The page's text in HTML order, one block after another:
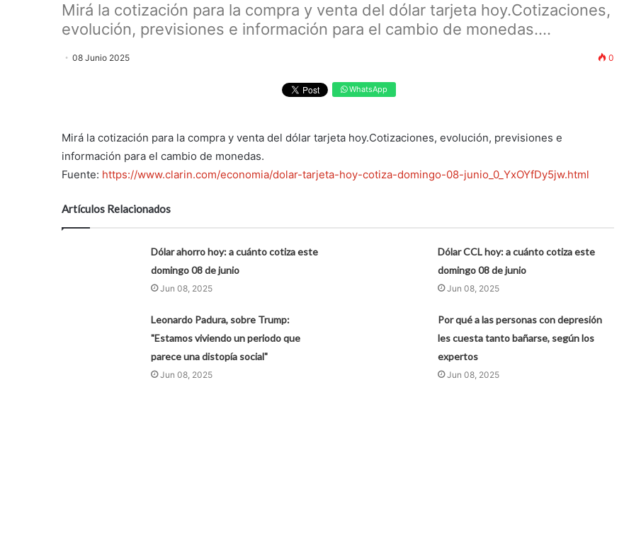
Mirá la cotización para la compra y venta del dólar tarjeta hoy.Cotizaciones,
evolución, previsiones e información para el cambio de monedas....
08 Junio 2025 0
WhatsApp
Mirá la cotización para la compra y venta del dólar tarjeta hoy.Cotizaciones, evolución, previsiones e
información para el cambio de monedas.
Fuente: https://www.clarin.com/economia/dolar-tarjeta-hoy-cotiza-domingo-08-junio_0_YxOYfDy5jw.html
Artículos Relacionados
Dólar ahorro hoy: a cuánto cotiza este
domingo 08 de junio
Jun 08, 2025
Dólar CCL hoy: a cuánto cotiza este
domingo 08 de junio
Jun 08, 2025
Leonardo Padura, sobre Trump:
"Estamos viviendo un periodo que
parece una distopía social"
Jun 08, 2025
Por qué a las personas con depresión
les cuesta tanto bañarse, según los
expertos
Jun 08, 2025